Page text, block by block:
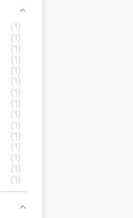
1
1
1
1
1
1
1
1
1
1
1
1
1
1
1